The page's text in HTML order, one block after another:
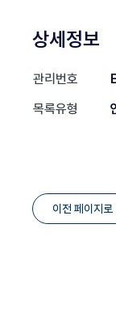
상세정보
관리번호
목록유형
이전 페이지로